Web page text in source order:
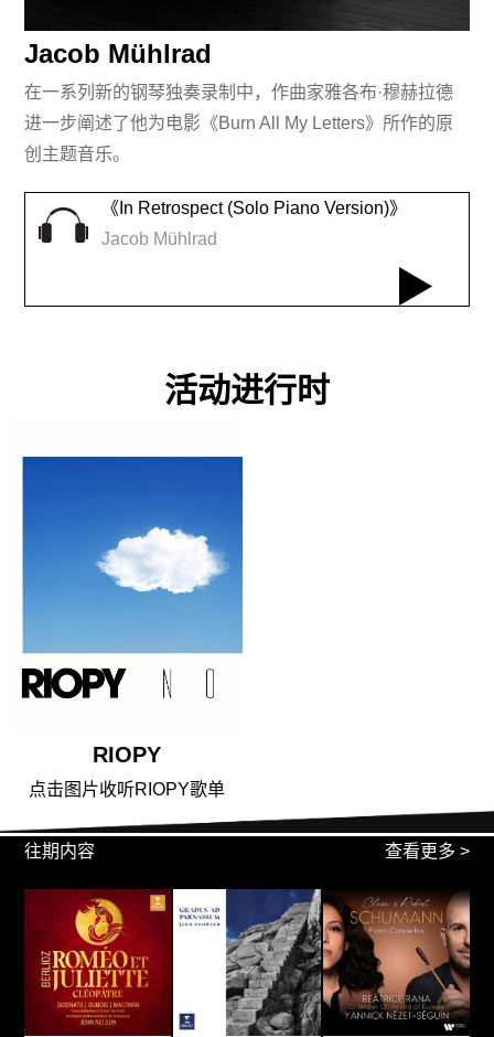
Jacob Mühlrad
在一系列新的钢琴独奏录制中，作曲家雅各布·穆赫拉德
进一步阐述了他为电影《Burn All My Letters》所作的原
创主题音乐。
《In Retrospect (Solo Piano Version)》
Jacob Mühlrad
活动进行时
RIOPY
点击图片收听RIOPY歌单
往期内容 查看更多 >